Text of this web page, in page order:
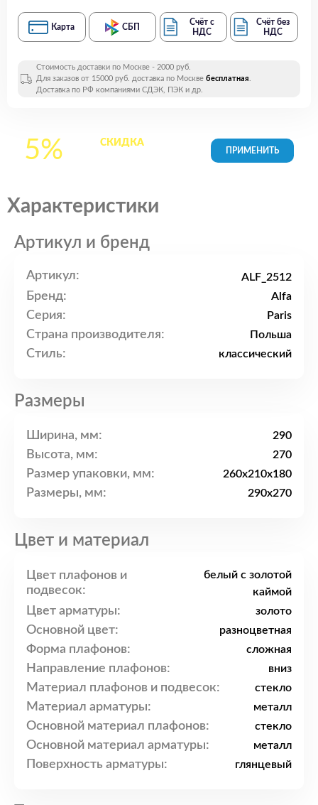
Карта СБП
Счёт с
НДС
Счёт без
НДС
Стоимость доставки по Москве - 2000 руб.
Для заказов от 15000 руб. доставка по Москве бесплатная.
Доставка по РФ компаниями СДЭК, ПЭК и др.
5% СКИДКАна все
Характеристики
Артикул и бренд
Артикул: ALF_2512
Бренд: Alfa
Серия: Paris
Страна производителя: Польша
Стиль: классический
Размеры
Ширина, мм: 290
Высота, мм: 270
Размер упаковки, мм: 260x210x180
Размеры, мм: 290x270
Цвет и материал
Цвет плафонов и
подвесок:
белый с золотой
каймой
Цвет арматуры: золото
Основной цвет: разноцветная
Форма плафонов: сложная
Направление плафонов: вниз
Материал плафонов и подвесок: стекло
Материал арматуры: металл
Основной материал плафонов: стекло
Основной материал арматуры: металл
Поверхность арматуры: глянцевый